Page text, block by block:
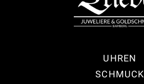
UHREN
SCHMUCK